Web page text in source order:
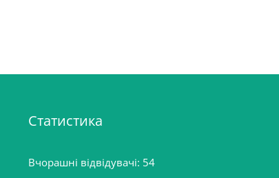
Статистика
Вчорашні відвідувачі: 54